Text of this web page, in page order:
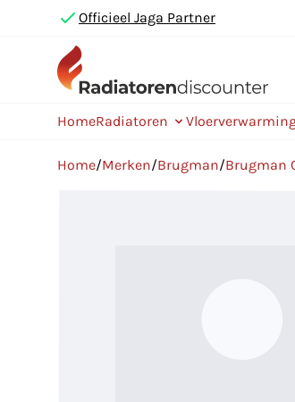
Officieel Jaga Partner
HomeRadiatoren
Home/Merken/Brugman/Brugman